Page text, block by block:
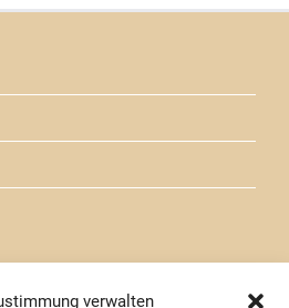
verwalten